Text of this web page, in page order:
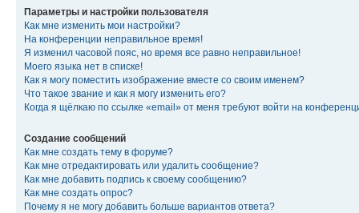
Параметры и настройки пользователя
Как мне изменить мои настройки?
На конференции неправильное время!
Я изменил часовой пояс, но время все равно неправильное!
Моего языка нет в списке!
Как я могу поместить изображение вместе со своим именем?
Что такое звание и как я могу изменить его?
Когда я щёлкаю по ссылке «email» от меня требуют войти на
Создание сообщений
Как мне создать тему в форуме?
Как мне отредактировать или удалить сообщение?
Как мне добавить подпись к своему сообщению?
Как мне создать опрос?
Почему я не могу добавить больше вариантов ответа?